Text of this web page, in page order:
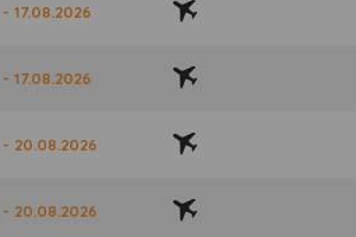
17.08.2026
17.08.2026
- 20.08.2026
- 20.08.2026